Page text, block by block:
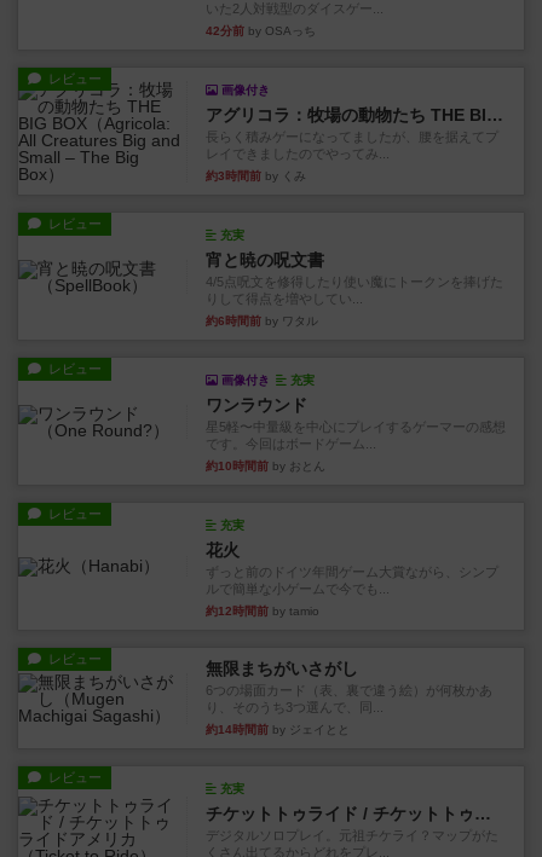
いた2人対戦型のダイスゲー...
42分前 by OSAっち
レビュー
画像付き
アグリコラ：牧場の動物たち THE BIG BOX
長らく積みゲーになってましたが、腰を据えてプ
レイできましたのでやってみ...
約3時間前 by くみ
レビュー
充実
宵と暁の呪文書
4/5点呪文を修得したり使い魔にトークンを捧げた
りして得点を増やしてい...
約6時間前 by ワタル
レビュー
画像付き 充実
ワンラウンド
星5軽〜中量級を中心にプレイするゲーマーの感想
です。今回はボードゲーム...
約10時間前 by おとん
レビュー
充実
花火
ずっと前のドイツ年間ゲーム大賞ながら、シンプ
ルで簡単な小ゲームで今でも...
約12時間前 by tamio
レビュー 無限まちがいさがし
6つの場面カード（表、裏で違う絵）が何枚かあ
り、そのうち3つ選んで、同...
約14時間前 by ジェイとと
レビュー
充実
チケットトゥライド / チケットトゥライドアメリカ
デジタルソロプレイ。元祖チケライ？マップがた
くさん出てるからどれをプレ...